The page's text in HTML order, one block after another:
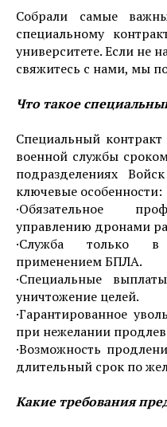
Собрали самые
специальному
университете. Если не
свяжитесь с нами, мы
Что такое
Специальный
военной службы
подразделениях
ключевые особенности:
·Обязательное
управлению дронами
·Служба только в
применением БПЛА.
·Специальные
уничтожение целей.
·Гарантированное
при нежелании
·Возможность
длительный срок по
Какие требования